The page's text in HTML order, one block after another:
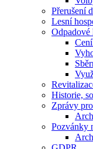
Přerušení
Lesní
Odpadové
Historie,
Zprávy
Pozvánky